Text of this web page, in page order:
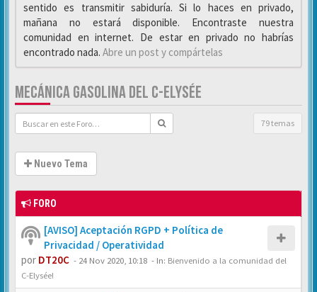
sentido es transmitir sabiduría. Si lo haces en privado,
mañana no estará disponible. Encontraste nuestra
comunidad en internet. De estar en privado no habrías
encontrado nada. Abre un post y compártelas
MECÁNICA GASOLINA DEL C-ELYSÉE
79 temas
Nuevo Tema
FORO
[AVISO] Aceptación RGPD + Política de
Privacidad / Operatividad
por DT20C - 24 Nov 2020, 10:18 - In: Bienvenido a la comunidad del
C-Elysée!